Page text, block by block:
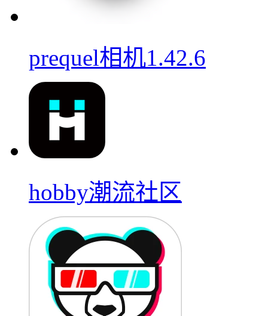
prequel相机1.42.6
hobby潮流社区